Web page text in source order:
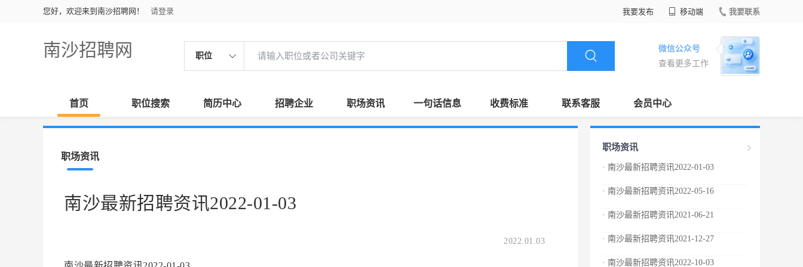
您好，欢迎来到南沙招聘网！ 请登录 我要发布 移动端 我要联系
南沙招聘网 职位
微信公众号
查看更多工作
首页 职位搜索 简历中心 招聘企业 职场资讯 一句话信息 收费标准 联系客服 会员中心
职场资讯
南沙最新招聘资讯2022-01-03
2022.01.03
职场资讯
· 南沙最新招聘资讯2022-01-03
· 南沙最新招聘资讯2022-05-16
· 南沙最新招聘资讯2021-06-21
· 南沙最新招聘资讯2021-12-27
· 南沙最新招聘资讯2022-10-03